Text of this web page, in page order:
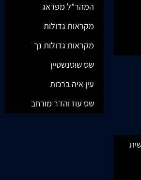
המהר"ל מפראג
מקראות גדולות
מקראות גדולות נך
שס שוטנשטיין
עין איה ברכות
שס עוז והדר מורחב